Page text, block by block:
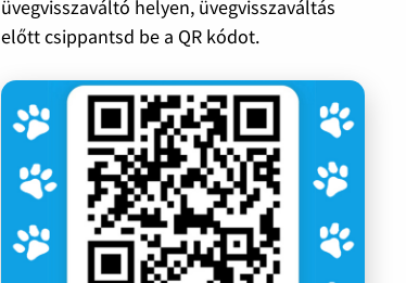
üvegvisszaváltó helyen, üvegvisszaváltás
előtt csippantsd be a QR kódot.